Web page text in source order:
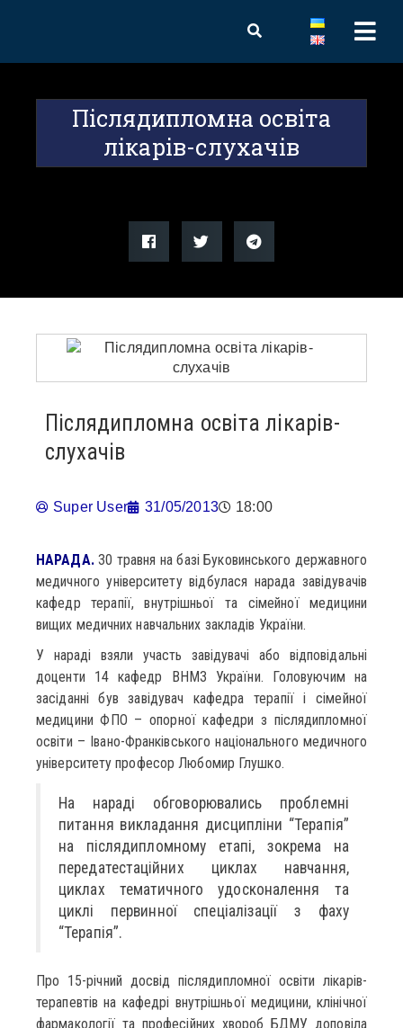
Післядипломна освіта
лікарів-слухачів
Післядипломна освіта лікарів-
слухачів
Super User 31/05/2013 18:00
НАРАДА.30 травня на базі Буковинського державного
медичного університету відбулася нарада завідувачів
кафедр терапії, внутрішньої та сімейної медицини
вищих медичних навчальних закладів України.
У нараді взяли участь завідувачі або відповідальні
доценти 14 кафедр ВНМЗ України. Головуючим на
засіданні був завідувач кафедра терапії і сімейної
медицини ФПО – опорної кафедри з післядипломної
освіти – Івано-Франківського національного медичного
університету професор Любомир Глушко.
На нараді обговорювались проблемні
питання викладання дисципліни “Терапія”
на післядипломному етапі, зокрема на
передатестаційних циклах навчання,
циклах тематичного удосконалення та
циклі первинної спеціалізації з фаху
“Терапія”.
Про 15-річний досвід післядипломної освіти лікарів-
терапевтів на кафедрі внутрішньої медицини, клінічної
фармакології та професійних хвороб БДМУ доповіла